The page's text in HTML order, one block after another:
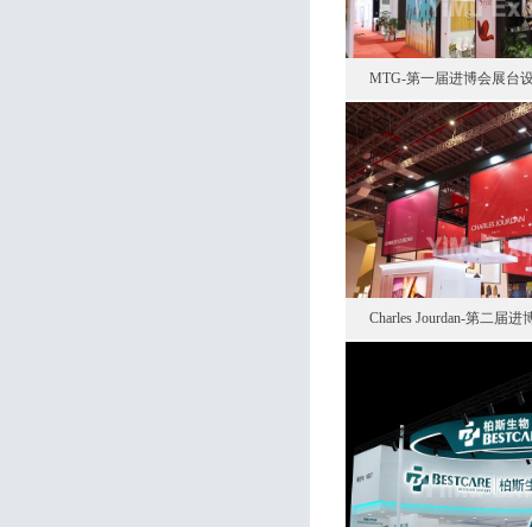
MTG-第一届进博会展台
Charles Jourdan-第二届